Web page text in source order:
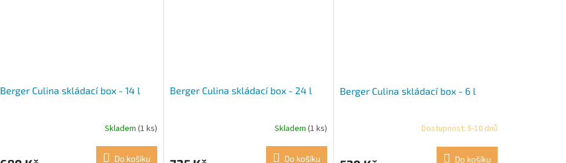
Berger Culina skládací box - 14 l
Skladem (1 ks)
Do košíku
Berger Culina skládací box - 24 l
Skladem (1 ks)
Do košíku
Berger Culina skládací box - 6 l
Dostupnost: 5-10 dnů
Do košíku